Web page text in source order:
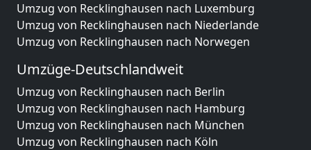
Umzug von Recklinghausen nach Luxemburg
Umzug von Recklinghausen nach Niederlande
Umzug von Recklinghausen nach Norwegen
Umzüge-Deutschlandweit
Umzug von Recklinghausen nach Berlin
Umzug von Recklinghausen nach Hamburg
Umzug von Recklinghausen nach München
Umzug von Recklinghausen nach Köln